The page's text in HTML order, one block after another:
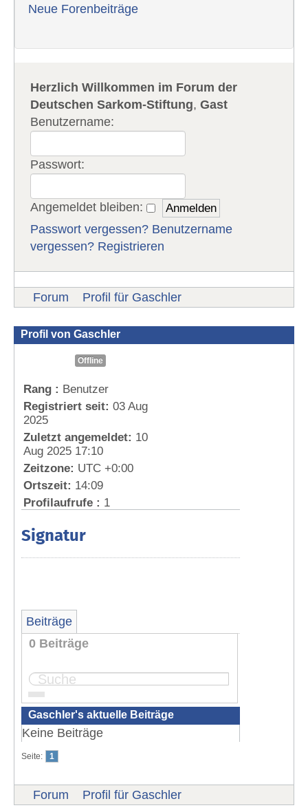
Neue Forenbeiträge
Herzlich Willkommen im Forum der
Deutschen Sarkom-Stiftung,Gast
Benutzername:
Passwort:
Angemeldet bleiben:
Passwort vergessen? Benutzername
vergessen? Registrieren
Forum Profil für Gaschler
Profil von Gaschler
Offline
Rang : Benutzer
Registriert seit: 03 Aug
2025
Zuletzt angemeldet: 10
Aug 2025 17:10
Zeitzone: UTC +0:00
Ortszeit: 14:09
Profilaufrufe : 1
Signatur
Beiträge
0 Beiträge
Seite:
Gaschler's aktuelle Beiträge
Keine Beiträge
Seite: 1
Forum Profil für Gaschler